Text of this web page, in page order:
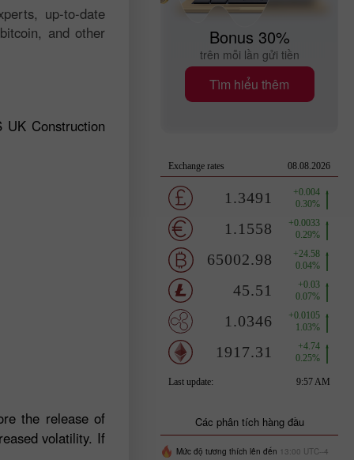
up-to-date
and other
UK Construction
the release of
volatility. If
Bonus 30%
trên mỗi lần gửi tiền
Tìm hiểu thêm
Các phân tích hàng đầu
Mức độ tương thích lên đến 13:00 UTC--4